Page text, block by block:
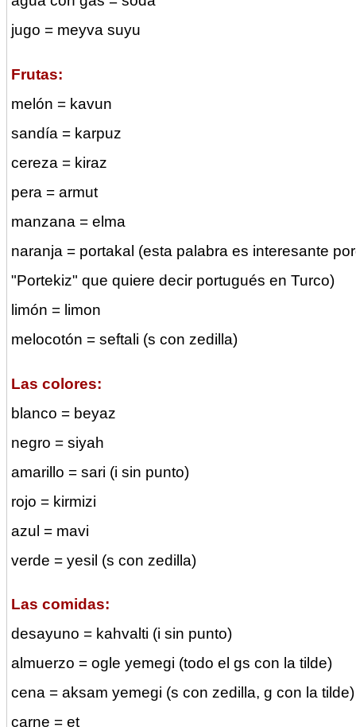
jugo = meyva suyu
Frutas:
melón = kavun
sandía = karpuz
cereza = kiraz
pera = armut
manzana = elma
naranja = portakal (esta palabra es interesante
"Portekiz" que quiere decir portugués en Turco)
limón = limon
melocotón = seftali (s con zedilla)
Las colores:
blanco = beyaz
negro = siyah
amarillo = sari (i sin punto)
rojo = kirmizi
azul = mavi
verde = yesil (s con zedilla)
Las comidas:
desayuno = kahvalti (i sin punto)
almuerzo = ogle yemegi (todo el gs con la tilde)
cena = aksam yemegi (s con zedilla, g con la tilde)
carne = et